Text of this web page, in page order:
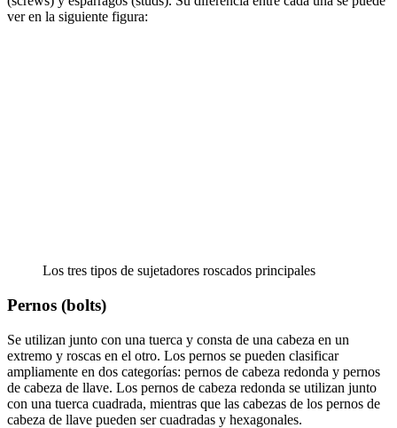
ver en la siguiente figura:
Los tres tipos de sujetadores roscados principales
Pernos (bolts)
Se utilizan junto con una tuerca y consta de una cabeza en un
extremo y roscas en el otro. Los pernos se pueden clasificar
ampliamente en dos categorías: pernos de cabeza redonda y pernos
de cabeza de llave. Los pernos de cabeza redonda se utilizan junto
con una tuerca cuadrada, mientras que las cabezas de los pernos de
cabeza de llave pueden ser cuadradas y hexagonales.